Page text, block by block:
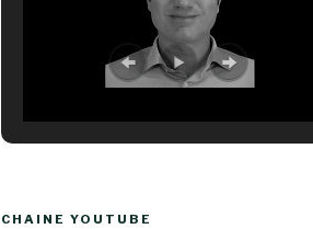
CHAINE YOUTUBE